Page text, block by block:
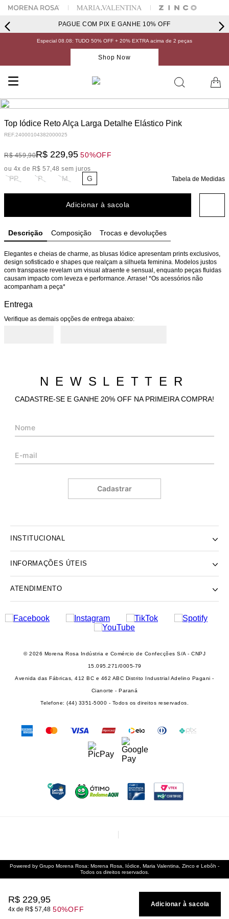
PAGUE COM PIX E GANHE 10% OFF
Especial 08.08: TUDO 50% OFF + 20% EXTRA acima de 2 peças
Shop Now
Top Iódice Reto Alça Larga Detalhe Elástico Pink
REF.24000104382000025
R$ 459,90R$ 229,95 50%OFF
ou 4x de R$ 57,48 sem juros
PP P M G Tabela de Medidas
Adicionar à sacola
Descrição Composição Trocas e devoluções
Elegantes e cheias de charme, as blusas Iódice apresentam prints exclusivos,
design sofisticado e shapes que realçam a silhueta feminina. Modelos justos
com transpasse revelam um visual atraente e sensual, enquanto peças fluidas
causam impacto com leveza e performance. Arrase! *Os acessórios não
acompanham a peça*
Entrega
Verifique as demais opções de entrega abaixo:
R$ 229,95
4 R$ 57,48 50%OFF
Adicionar à sacola
NEWSLETTER
CADASTRE-SE E GANHE 20% OFF NA PRIMEIRA COMPRA!
Cadastrar
INSTITUCIONAL
NOSSAS LOJAS
POLÍTICA DE PRIVACIDADE
INSTITUTO MORENA ROSA
PERSONAL SHOPPER
INFORMAÇÕES ÚTEIS
ATENDIMENTO
FALECONOSCO@IODICE.COM.BR
DAS 08 ÀS 18H
© 2026 Morena Rosa Indústria e Comércio de Confecções S/A - CNPJ
15.095.271/0005-79
Avenida das Fábricas, 412 BC e 462 ABC Distrito Industrial Adelino Pagani -
Cianorte - Paraná
Telefone: (44) 3351-5000 - Todos os direitos reservados.
Powered by Grupo Morena Rosa: Morena Rosa, Iódice, Maria Valentina, Zinco e Lebôh -
Todos os direitos reservados.